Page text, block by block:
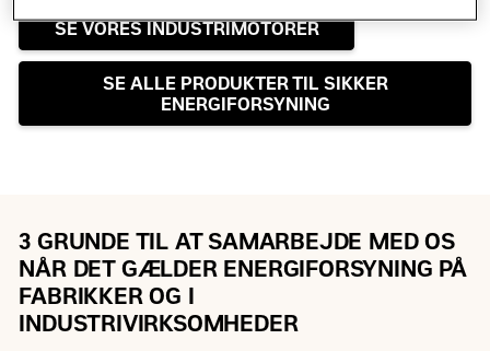
SE VORES INDUSTRIMOTORER
SE ALLE PRODUKTER TIL SIKKER
ENERGIFORSYNING
3 GRUNDE TIL AT SAMARBEJDE MED OS
NÅR DET GÆLDER ENERGIFORSYNING PÅ
FABRIKKER OG I
INDUSTRIVIRKSOMHEDER